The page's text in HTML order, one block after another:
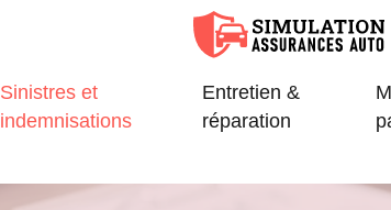
Sinistres et
indemnisations
Entretien &
réparation